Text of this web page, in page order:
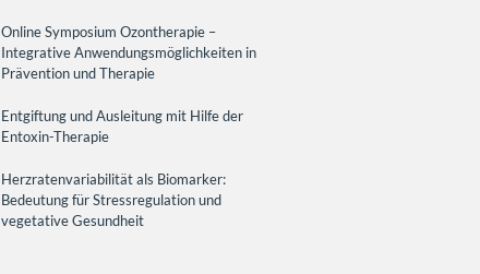
Online Symposium Ozontherapie –
Integrative Anwendungsmöglichkeiten in
Prävention und Therapie
Entgiftung und Ausleitung mit Hilfe der
Entoxin-Therapie
Herzratenvariabilität als Biomarker:
Bedeutung für Stressregulation und
vegetative Gesundheit